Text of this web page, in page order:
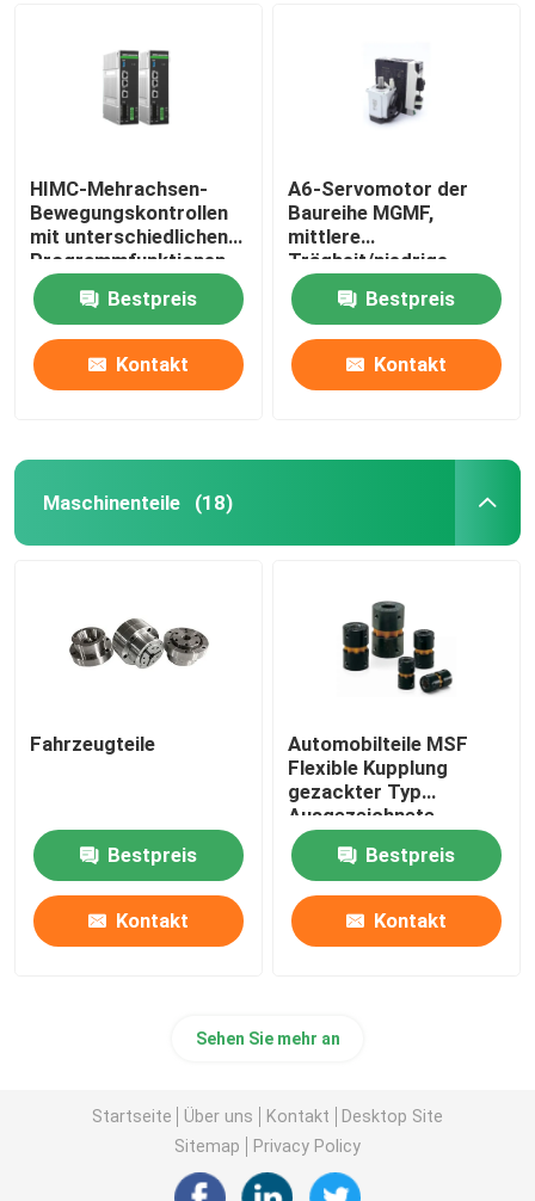
HIMC-Mehrachsen-
Bewegungskontrollen
mit unterschiedlichen
Programmfunktionen,
um die Anforderungen
industrieller
Anwendungen zu
erfüllen.
Bestpreis
Kontakt
A6-Servomotor der
Baureihe MGMF,
mittlere
Trägheit/niedrige
Drehzahl, hohes
Drehmoment,
Steckverbinder,
zuverlässiger Betrieb.
Bestpreis
Kontakt
Maschinenteile (18)
Fahrzeugteile
Bestpreis
Kontakt
Automobilteile MSF
Flexible Kupplung
gezackter Typ
Ausgezeichnete
Elastizitätswirkung
Bestpreis
Kontakt
Sehen Sie mehr an
Startseite Über uns Kontakt
Desktop Site
Sitemap
Privacy Policy